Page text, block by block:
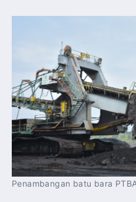
Penambangan batu bara